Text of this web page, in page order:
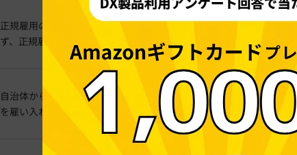
正規雇用の機会を逃したこと等により、十分なキャリア形成がなされ
ず、正規雇用に就くことが困難な者を雇い入れる
自治体からハローワークに就労支援の要請があった生活保護受給者等
を雇い入れる